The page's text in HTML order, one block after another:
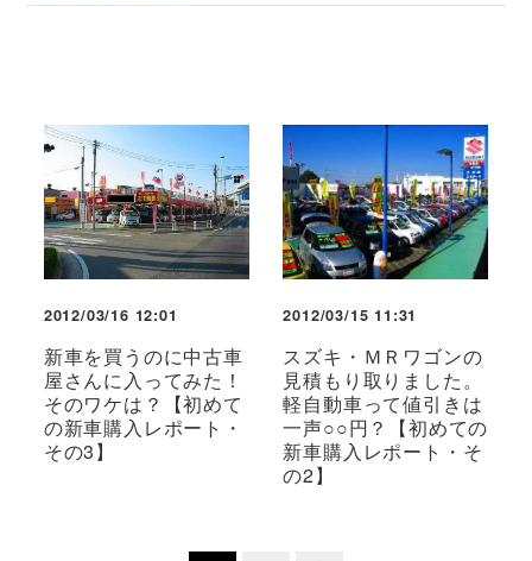
2012/03/16 12:01
新車を買うのに中古車
屋さんに入ってみた！
そのワケは？【初めて
の新車購入レポート・
その3】
2012/03/15 11:31
スズキ・ＭＲワゴンの
見積もり取りました。
軽自動車って値引きは
一声○○円？【初めての
新車購入レポート・そ
の2】